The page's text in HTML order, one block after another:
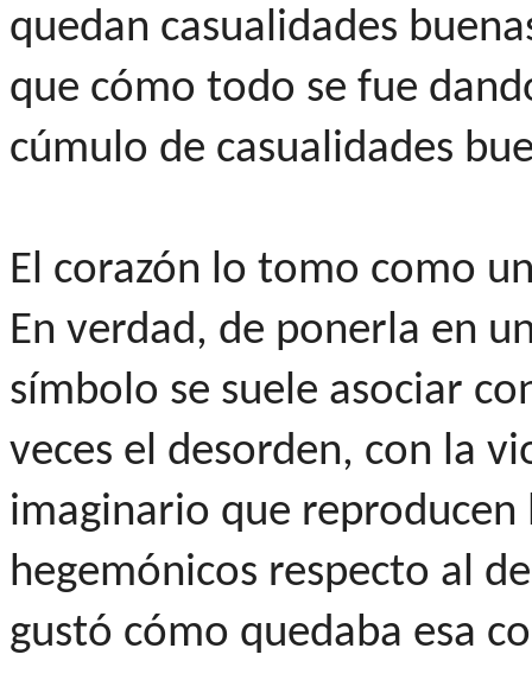
quedan casualidades
que cómo todo se fue
cúmulo de casualidades
El corazón lo tomo como
En verdad, de ponerla en
símbolo se suele asociar
veces el desorden, con la
imaginario que
hegemónicos respecto al
gustó cómo quedaba esa